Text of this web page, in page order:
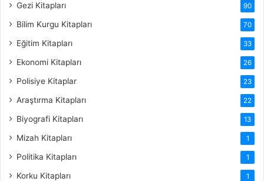
Gezi Kitapları 90
Bilim Kurgu Kitapları 70
Eğitim Kitapları 33
Ekonomi Kitapları 26
Polisiye Kitaplar 23
Araştırma Kitapları 22
Biyografi Kitapları 13
Mizah Kitapları 1
Politika Kitapları 1
Korku Kitapları 1